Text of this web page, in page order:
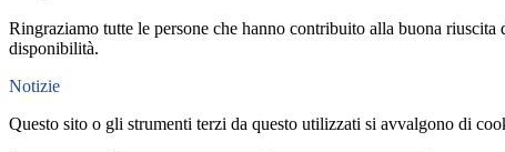
Ringraziamo tutte le persone che hanno contribuito alla buona
disponibilità.
Notizie
Questo sito o gli strumenti terzi da questo utilizzati si avvalgono di